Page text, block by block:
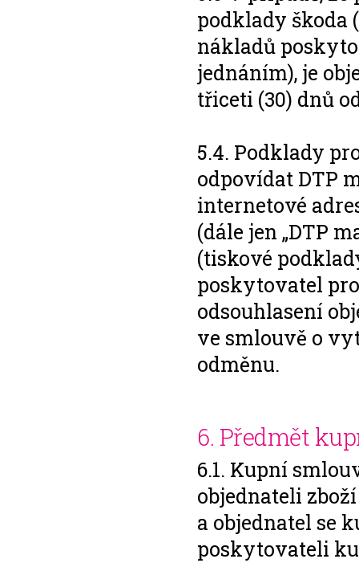
podklady škoda
nákladů
jednáním), je
třiceti (30) dnů
5.4. Podklady
odpovídat DTP
internetové
(dále jen „DTP
(tiskové
poskytovatel
odsouhlasení
ve smlouvě o
odměnu.
6. Předmět
6.1. Kupní
objednateli
a objednatel se
poskytovateli